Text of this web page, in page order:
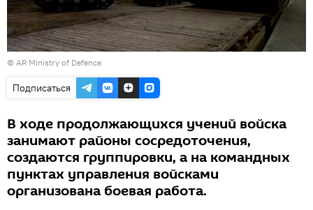
© AR Ministry of Defence
Подписаться
В ходе продолжающихся учений войска
занимают районы сосредоточения,
создаются группировки, а на командных
пунктах управления войсками
организована боевая работа.